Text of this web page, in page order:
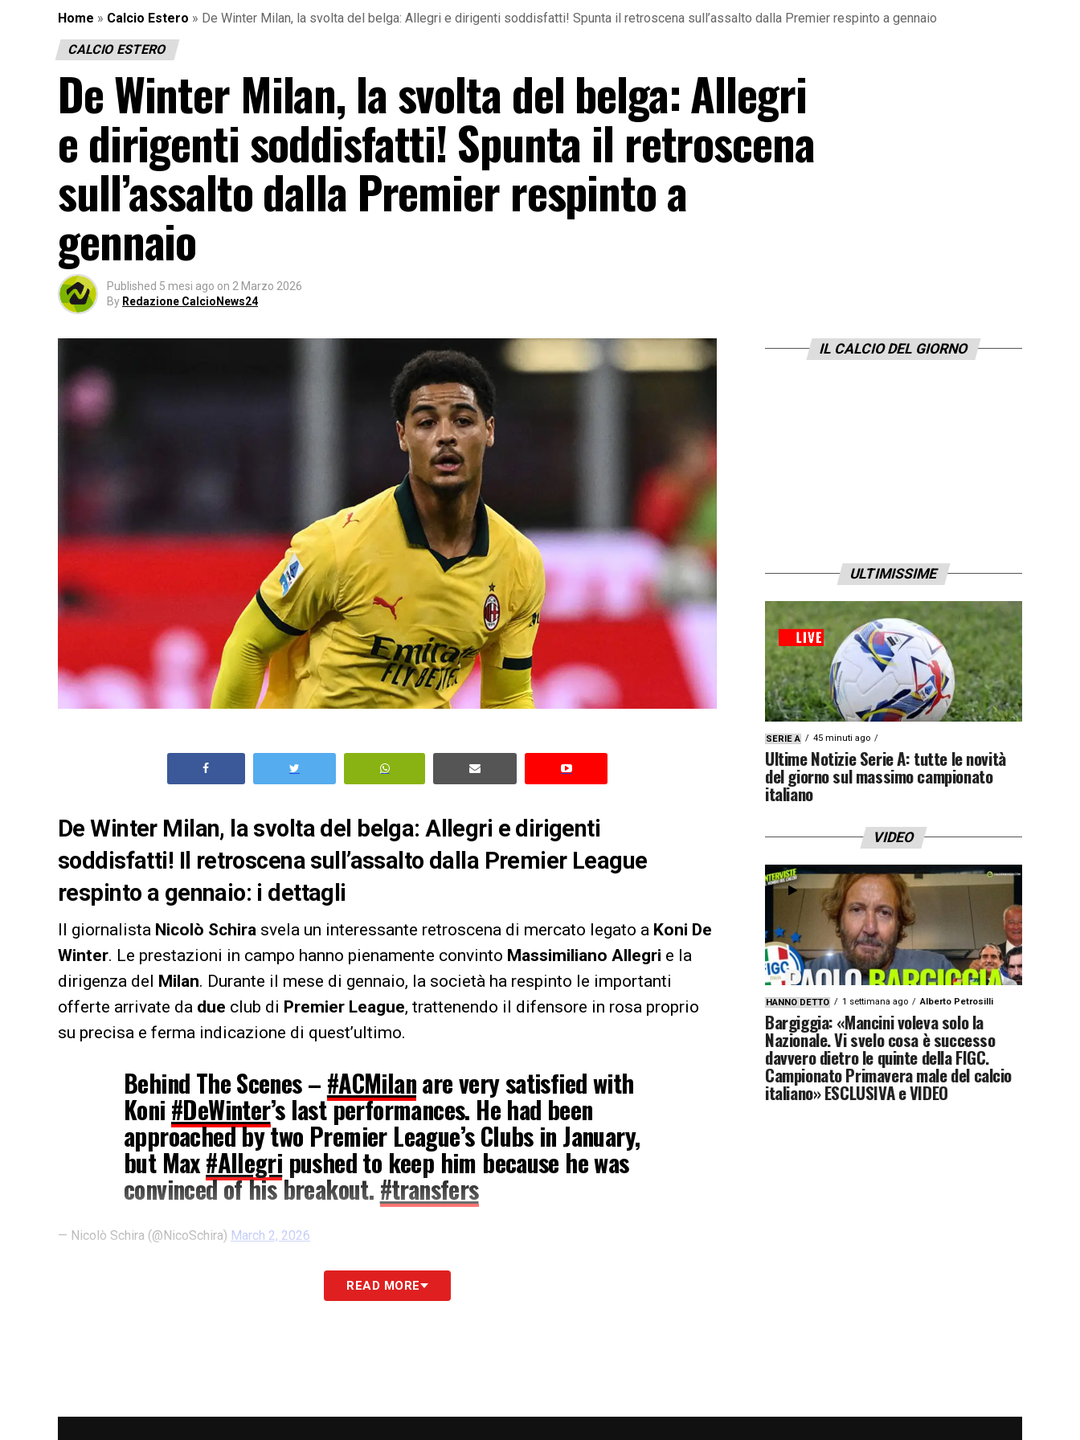
Home » Calcio Estero » De Winter Milan, la svolta del belga: Allegri e dirigenti soddisfatti! Spunta il retroscena sull’assalto dalla Premier respinto a gennaio
CALCIO ESTERO
De Winter Milan, la svolta del belga: Allegri
e dirigenti soddisfatti! Spunta il retroscena
sull’assalto dalla Premier respinto a
gennaio
Published 5 mesi ago on 2 Marzo 2026
By Redazione CalcioNews24
De Winter Milan, la svolta del belga: Allegri e dirigenti
soddisfatti! Il retroscena sull’assalto dalla Premier League
respinto a gennaio: i dettagli
Il giornalista Nicolò Schira svela un interessante retroscena di mercato legato a Koni De
Winter. Le prestazioni in campo hanno pienamente convinto Massimiliano Allegri e la
dirigenza del Milan. Durante il mese di gennaio, la società ha respinto le importanti
offerte arrivate da due club di Premier League, trattenendo il difensore in rosa proprio
su precisa e ferma indicazione di quest’ultimo.
Behind The Scenes – #ACMilanare very satisfied with
Koni #DeWinter’s last performances. He had been
approached by two Premier League’s Clubs in January,
but Max#Allegri pushed to keep him because he was
convinced of his breakout. #transfers
— Nicolò Schira (@NicoSchira) March 2, 2026
Dietro le quinte – #ACMilan sono molto soddisfatti delle ultime prestazioni
di Koni #DeWinter . Era stato contattato da due club della Premier League a gennaio, ma
READ MORE
IL CALCIO DEL GIORNO
ULTIMISSIME
SERIE A 45 minuti ago
Ultime Notizie Serie A: tutte le novità
del giorno sul massimo campionato
italiano
VIDEO
HANNO DETTO 1 settimana ago Alberto Petrosilli
Bargiggia: «Mancini voleva solo la
Nazionale. Vi svelo cosa è successo
davvero dietro le quinte della FIGC.
Campionato Primavera male del calcio
italiano» ESCLUSIVA e VIDEO